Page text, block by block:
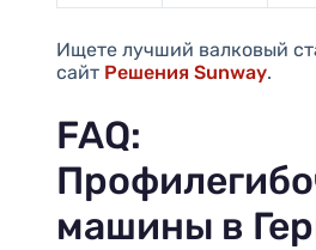
Ищете лучший валковый
сайт Решения Sunway.
FAQ:
машины в